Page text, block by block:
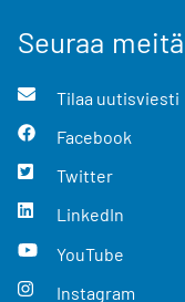
Seuraa meitä
Tilaa uutisviesti
Facebook
Twitter
LinkedIn
YouTube
Instagram